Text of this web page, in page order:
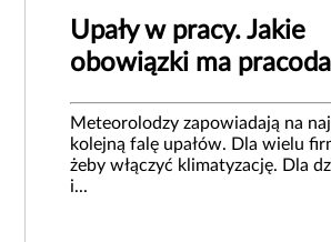
Upały w pracy. Jakie
obowiązki ma
Meteorolodzy zapowiadają na
kolejną falę upałów. Dla wielu
żeby włączyć klimatyzację. Dla
i...